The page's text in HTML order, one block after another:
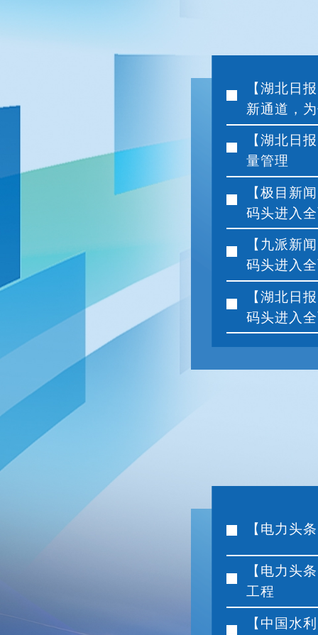
【湖北日
新通道，
【湖北日
量管理
【极目新
码头进入
【九派新
码头进入
【湖北日
码头进入
【电力头
【电力头
工程
【中国水